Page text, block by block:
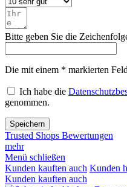
Bitte geben Sie die
Die mit einem * markierten
Ich habe die
genommen.
Speichern
Trusted Shops Bewertungen
mehr
Menü schließen
Kunden kauften auch Kunden
Kunden kauften auch